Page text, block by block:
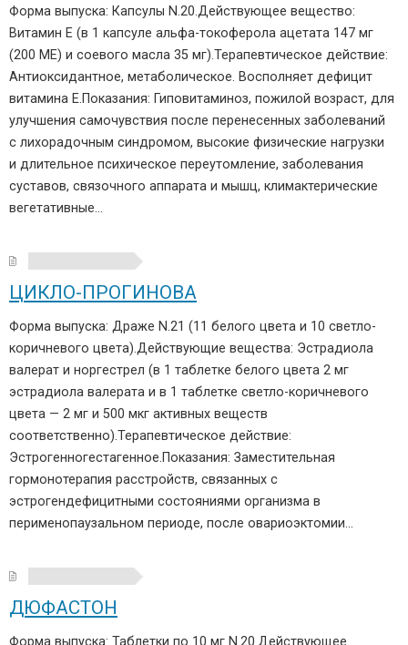
Форма выпуска: Капсулы N.20.Действующее вещество:
Витамин Е (в 1 капсуле альфа-токоферола ацетата 147 мг
(200 ME) и соевого масла 35 мг).Терапевтическое действие:
Антиоксидантное, метаболическое. Восполняет дефицит
витамина Е.Показания: Гиповитаминоз, пожилой возраст, для
улучшения самочувствия после перенесенных заболеваний
с лихорадочным синдромом, высокие физические нагрузки
и длительное психическое переутомление, заболевания
суставов, связочного аппарата и мышц, климактерические
вегетативные…
ЦИКЛО-ПРОГИНОВА
Форма выпуска: Драже N.21 (11 белого цвета и 10 светло-
коричневого цвета).Действующие вещества: Эстрадиола
валерат и норгестрел (в 1 таблетке белого цвета 2 мг
эстрадиола валерата и в 1 таблетке светло-коричневого
цвета — 2 мг и 500 мкг активных веществ
соответственно).Терапевтическое действие:
Эстрогенногестагенное.Показания: Заместительная
гормонотерапия расстройств, связанных с
эстрогендефицитными состояниями организма в
перименопаузальном периоде, после овариоэктомии…
ДЮФАСТОН
Форма выпуска: Таблетки по 10 мг N.20.Действующее